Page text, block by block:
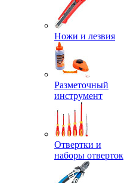
Ножи и лезвия
Разметочный
инструмент
Отвертки и
наборы отверток